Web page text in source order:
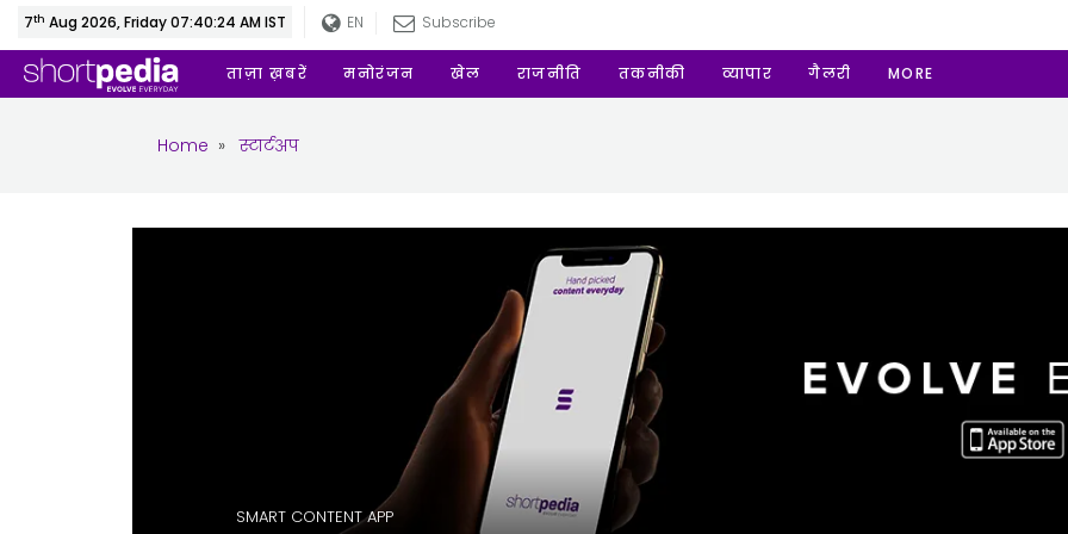
7th Aug 2026, Friday 07:40:25 AM IST EN Subscribe
ताज़ा ख़बरें मनोरंजन खेल राजनीति तकनीकी व्यापार गैलरी MORE
Home » स्टार्टअप
SMART CONTENT APP